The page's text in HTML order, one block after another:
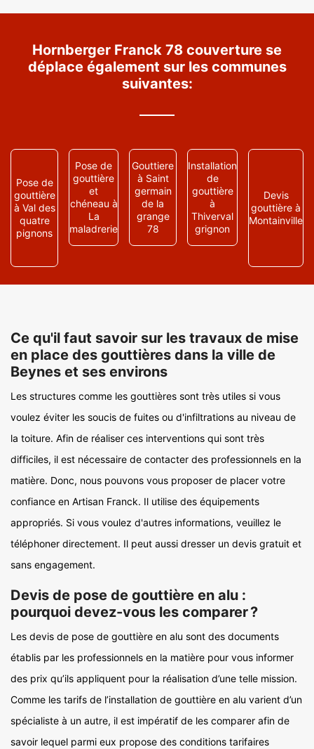
Hornberger Franck 78 couverture se
déplace également sur les communes
suivantes:
Pose de
gouttière
à Val des
quatre
pignons
Pose de
gouttière
et
chéneau à
La
maladrerie
Gouttiere
à Saint
germain
de la
grange
78
Installation
de
gouttière
à
Thiverval
grignon
Devis
gouttière à
Montainville
Ce qu'il faut savoir sur les travaux de mise
en place des gouttières dans la ville de
Beynes et ses environs
Les structures comme les gouttières sont très utiles si vous
voulez éviter les soucis de fuites ou d'infiltrations au niveau de
la toiture. Afin de réaliser ces interventions qui sont très
difficiles, il est nécessaire de contacter des professionnels en la
matière. Donc, nous pouvons vous proposer de placer votre
confiance en Artisan Franck. Il utilise des équipements
appropriés. Si vous voulez d'autres informations, veuillez le
téléphoner directement. Il peut aussi dresser un devis gratuit et
sans engagement.
Devis de pose de gouttière en alu :
pourquoi devez-vous les comparer ?
Les devis de pose de gouttière en alu sont des documents
établis par les professionnels en la matière pour vous informer
des prix qu’ils appliquent pour la réalisation d’une telle mission.
Comme les tarifs de l’installation de gouttière en alu varient d’un
spécialiste à un autre, il est impératif de les comparer afin de
savoir lequel parmi eux propose des conditions tarifaires